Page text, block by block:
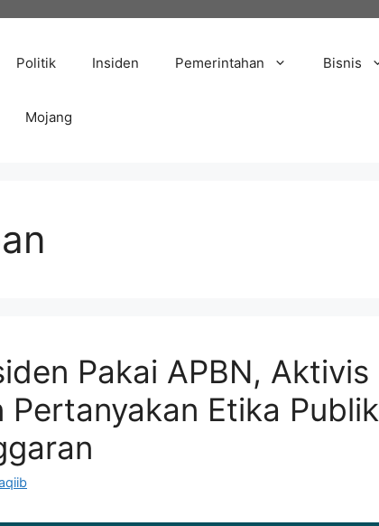
Politik Insiden Pemerintahan Bisnis
Mojang
Pakai APBN, Aktivis
Pertanyakan Etika Publik